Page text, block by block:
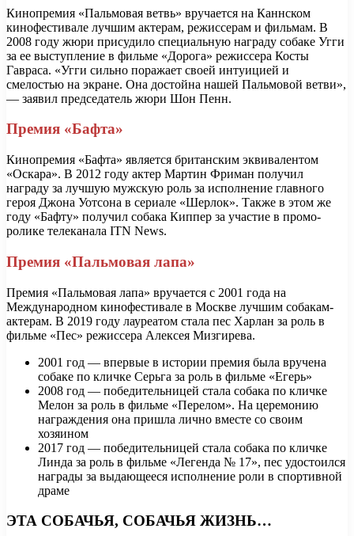
Кинопремия «Пальмовая ветвь» вручается на Каннском
кинофестивале лучшим актерам, режиссерам и фильмам. В
2008 году жюри присудило специальную награду собаке Угги
за ее выступление в фильме «Дорога» режиссера Косты
Гавраса. «Угги сильно поражает своей интуицией и
смелостью на экране. Она достойна нашей Пальмовой ветви»,
— заявил председатель жюри Шон Пенн.
Премия «Бафта»
Кинопремия «Бафта» является британским эквивалентом
«Оскара». В 2012 году актер Мартин Фриман получил
награду за лучшую мужскую роль за исполнение главного
героя Джона Уотсона в сериале «Шерлок». Также в этом же
году «Бафту» получил собака Киппер за участие в промо-
ролике телеканала ITN News.
Премия «Пальмовая лапа»
Премия «Пальмовая лапа» вручается с 2001 года на
Международном кинофестивале в Москве лучшим собакам-
актерам. В 2019 году лауреатом стала пес Харлан за роль в
фильме «Пес» режиссера Алексея Мизгирева.
2001 год — впервые в истории премия была вручена
собаке по кличке Серьга за роль в фильме «Егерь»
2008 год — победительницей стала собака по кличке
Мелон за роль в фильме «Перелом». На церемонию
награждения она пришла лично вместе со своим
хозяином
2017 год — победительницей стала собака по кличке
Линда за роль в фильме «Легенда № 17», пес удостоился
награды за выдающееся исполнение роли в спортивной
драме
ЭТА СОБАЧЬЯ, СОБАЧЬЯ ЖИЗНЬ…